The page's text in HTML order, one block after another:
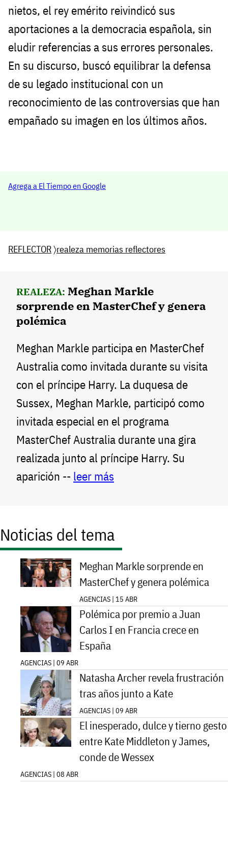
nietos, el rey emérito reivindicó sus
aportaciones a la democracia española, sin
eludir referencias a sus errores personales.
En su discurso, buscó equilibrar la defensa
de su legado institucional con un
reconocimiento de las controversias que han
empañado su imagen en los últimos años.
Agrega a El Tiempo en Google
REFLECTOR〉realeza memorias reflectores
REALEZA: Meghan Markle
sorprende en MasterChef y genera
polémica
Meghan Markle participa en MasterChef
Australia como invitada durante su visita
con el príncipe Harry. La duquesa de
Sussex, Meghan Markle, participó como
invitada especial en el programa
MasterChef Australia durante una gira
realizada junto al príncipe Harry. Su
aparición -- leer más
Noticias del tema
Meghan Markle sorprende en
MasterChef y genera polémica
AGENCIAS | 15 ABR
Polémica por premio a Juan
Carlos I en Francia crece en
España
AGENCIAS | 09 ABR
Natasha Archer revela frustración
tras años junto a Kate
AGENCIAS | 09 ABR
El inesperado, dulce y tierno gesto
entre Kate Middleton y James,
conde de Wessex
AGENCIAS | 08 ABR